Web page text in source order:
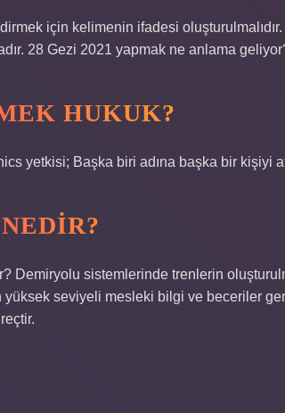
için kelimenin ifadesi
28 Gezi 2021 yapmak ne anlama
HUKUK?
yetkisi; Başka biri adına başka bir kişiyi
Demiryolu sistemlerinde trenlerin
seviyeli mesleki bilgi ve beceriler